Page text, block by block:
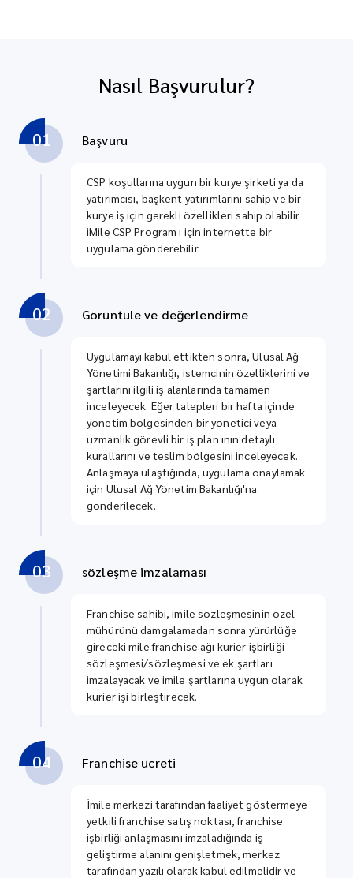
Nasıl Başvurulur?
01 Başvuru
CSP koşullarına uygun bir kurye şirketi ya da
yatırımcısı, başkent yatırımlarını sahip ve bir
kurye iş için gerekli özellikleri sahip olabilir
iMile CSP Program ı için internette bir
uygulama gönderebilir.
02 Görüntüle ve değerlendirme
Uygulamayı kabul ettikten sonra, Ulusal Ağ
Yönetimi Bakanlığı, istemcinin özelliklerini ve
şartlarını ilgili iş alanlarında tamamen
inceleyecek. Eğer talepleri bir hafta içinde
yönetim bölgesinden bir yönetici veya
uzmanlık görevli bir iş plan ının detaylı
kurallarını ve teslim bölgesini inceleyecek.
Anlaşmaya ulaştığında, uygulama onaylamak
için Ulusal Ağ Yönetim Bakanlığı'na
gönderilecek.
03 sözleşme imzalaması
Franchise sahibi, imile sözleşmesinin özel
mühürünü damgalamadan sonra yürürlüğe
gireceki mile franchise ağı kurier işbirliği
sözleşmesi/sözleşmesi ve ek şartları
imzalayacak ve imile şartlarına uygun olarak
kurier işi birleştirecek.
04 Franchise ücreti
İmile merkezi tarafından faaliyet göstermeye
yetkili franchise satış noktası, franchise
işbirliği anlaşmasını imzaladığında iş
geliştirme alanını genişletmek, merkez
tarafından yazılı olarak kabul edilmelidir ve